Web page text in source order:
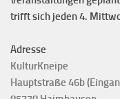
trifft sich jeden 4.
Adresse
KulturKneipe
Hauptstraße 46b